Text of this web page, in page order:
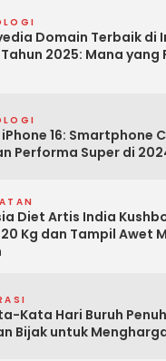
Domain Terbaik di
2025: Mana yang
16: Smartphone
Performa Super di
Diet Artis India
Kg dan Tampil Awet
Kata Hari Buruh
Bijak untuk